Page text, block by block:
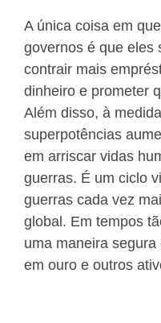
A única coisa em
governos é que eles
contrair mais
dinheiro e prometer
Além disso, à
superpotências
em arriscar vidas
guerras. É um ciclo
guerras cada vez
global. Em tempos
uma maneira
em ouro e outros